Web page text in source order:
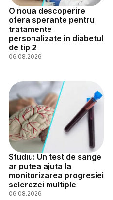
O noua descoperire
ofera sperante pentru
tratamente
personalizate in diabetul
de tip 2
06.08.2026
Studiu: Un test de sange
ar putea ajuta la
monitorizarea progresiei
sclerozei multiple
06.08.2026